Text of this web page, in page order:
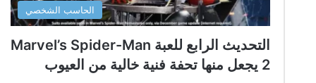
الحاسب الشخصي
التحديث الرابع للعبة Marvel’s Spider-Man
2 يجعل منها تحفة فنية خالية من العيوب